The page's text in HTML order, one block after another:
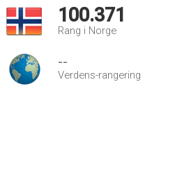
100.371
Rang i Norge
--
Verdens-rangering